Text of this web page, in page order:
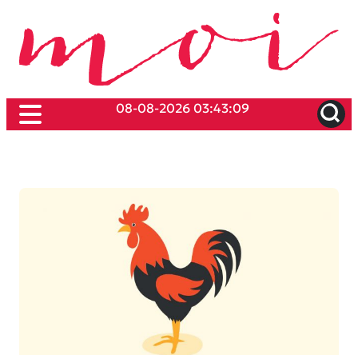
08-08-2026 03:43:09